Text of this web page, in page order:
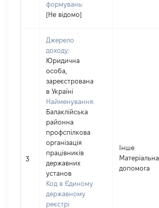
формувань:
[Не відомо]
3
Джерело
доходу:
Юридична
особа,
зареєстрована
в Україні
Найменування:
Балаклійська
районна
профспілкова
організація
працівників
державних
установ
Код в Єдиному
державному
реєстрі
Інше
Матеріальна
допомога